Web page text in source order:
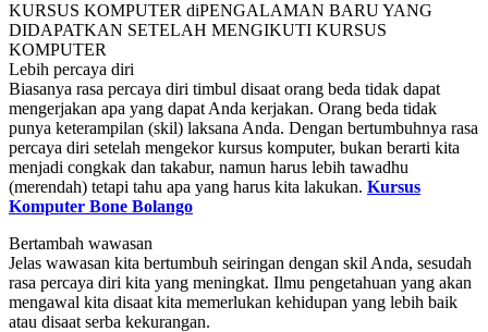
KURSUS KOMPUTER diPENGALAMAN BARU YANG
DIDAPATKAN SETELAH MENGIKUTI KURSUS
KOMPUTER
Lebih percaya diri
Biasanya rasa percaya diri timbul disaat orang beda tidak dapat
mengerjakan apa yang dapat Anda kerjakan. Orang beda tidak
punya keterampilan (skil) laksana Anda. Dengan bertumbuhnya rasa
percaya diri setelah mengekor kursus komputer, bukan berarti kita
menjadi congkak dan takabur, namun harus lebih tawadhu
(merendah) tetapi tahu apa yang harus kita lakukan. Kursus
Komputer Bone Bolango
Bertambah wawasan
Jelas wawasan kita bertumbuh seiringan dengan skil Anda, sesudah
rasa percaya diri kita yang meningkat. Ilmu pengetahuan yang akan
mengawal kita disaat kita memerlukan kehidupan yang lebih baik
atau disaat serba kekurangan.